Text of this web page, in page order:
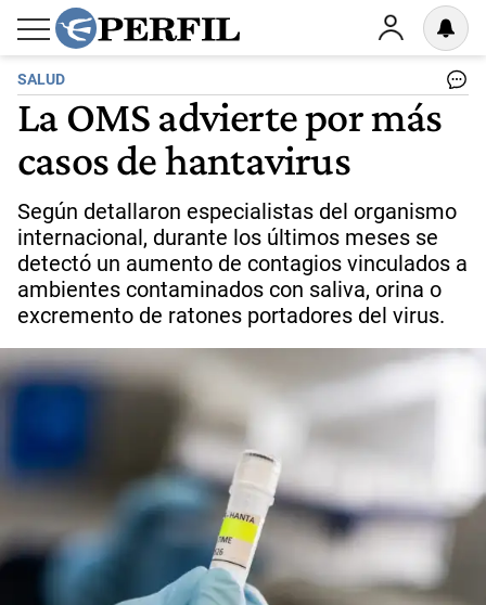
SALUD
La OMS advierte por más
casos de hantavirus
Según detallaron especialistas del organismo
internacional, durante los últimos meses se
detectó un aumento de contagios vinculados a
ambientes contaminados con saliva, orina o
excremento de ratones portadores del virus.